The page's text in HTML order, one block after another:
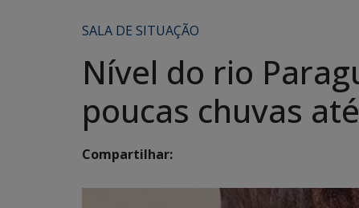
SALA DE SITUAÇÃO
Nível do rio
poucas chuvas
Compartilhar: